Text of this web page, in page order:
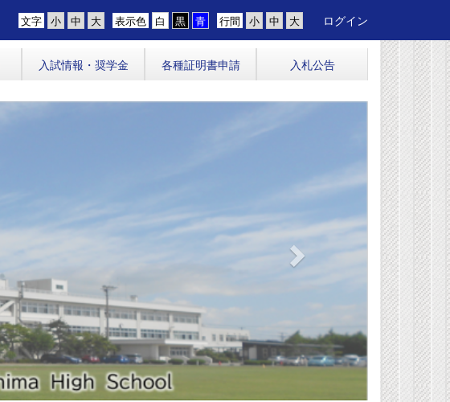
行間
表示色
文字 ログイン
入試情報・奨学金 各種証明書申請
入札公告
t